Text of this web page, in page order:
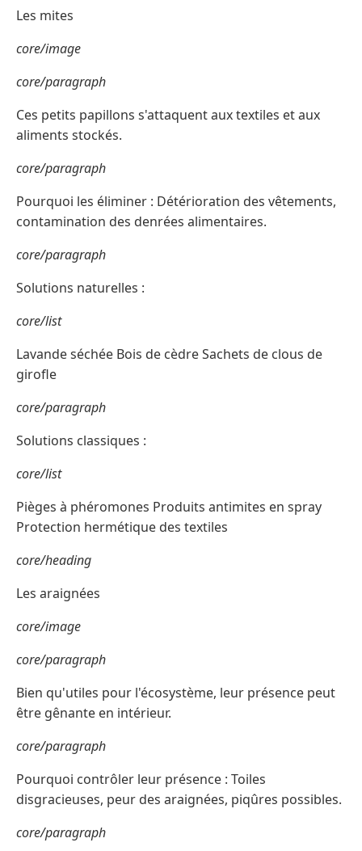
Les mites
core/image
core/paragraph
Ces petits papillons s'attaquent aux textiles et aux
aliments stockés.
core/paragraph
Pourquoi les éliminer : Détérioration des vêtements,
contamination des denrées alimentaires.
core/paragraph
Solutions naturelles :
core/list
Lavande séchée Bois de cèdre Sachets de clous de
girofle
core/paragraph
Solutions classiques :
core/list
Pièges à phéromones Produits antimites en spray
Protection hermétique des textiles
core/heading
Les araignées
core/image
core/paragraph
Bien qu'utiles pour l'écosystème, leur présence peut
être gênante en intérieur.
core/paragraph
Pourquoi contrôler leur présence : Toiles
disgracieuses, peur des araignées, piqûres possibles.
core/paragraph